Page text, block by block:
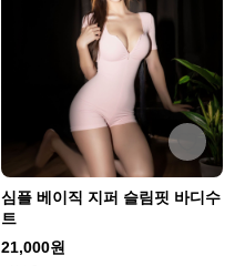
심플 베이직 지퍼 슬림핏 바디수
트
21,000원